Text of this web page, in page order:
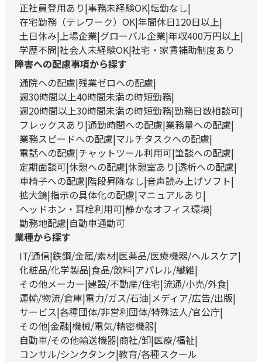
正社員登用あり 事務未経験OK 転勤なし
在宅勤務（テレワーク）OK 年間休日120日以上
土日休み 上場企業 グローバル企業 年収400万円以上
学歴不問 社会人未経験OK 社宅・家賃補助制度あり
障害への配慮事項から探す
通院への配慮 残業ゼロへの配慮
週30時間以上40時間未満の時短勤務
週20時間以上30時間未満の時短勤務 勤務日数相談可
フレックスあり 通勤時間への配慮 業務量への配慮
業務スピードへの配慮 マルチタスクへの配慮
電話への配慮 チャットツール利用可 筆談への配慮
定期面談可 休憩への配慮 休憩室あり 透析への配慮
車椅子への配慮 階段昇降なし 音声読み上げソフト
拡大鏡 指示の具体化の配慮 マニュアルあり
ヘッドホン・耳栓利用可 静かなオフィス環境
勤務地配慮 自動車通勤可
業種から探す
IT/通信 鉄鋼/金属/素材 医薬品/医療機器/ヘルスケア
化粧品/化学製品 食品/飲料 アパレル/繊維
その他メーカー 建設/不動産/住宅 流通/小売/外食
運輸/物流/倉庫 電力/ガス/石油 メディア/広告/出版
サービス 各種団体/非営利団体/特殊法人/官公庁
その他 金融 機械/電気/精密機器
自動車/その他輸送機器 商社/卸 医療/福祉
コンサル/シンクタンク 教育/各種スクール